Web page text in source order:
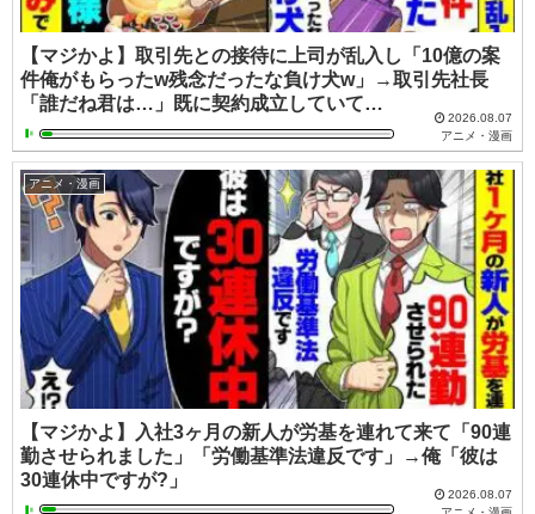
【マジかよ】取引先との接待に上司が乱入し「10億の案
件俺がもらったw残念だったな負け犬w」→取引先社長
「誰だね君は…」既に契約成立していて…
2026.08.07
アニメ・漫画
アニメ・漫画
【マジかよ】入社3ヶ月の新人が労基を連れて来て「90連
勤させられました」「労働基準法違反です」→俺「彼は
30連休中ですが?」
2026.08.07